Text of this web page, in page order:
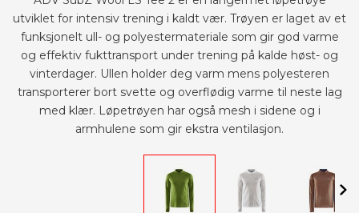
utviklet for intensiv trening i kaldt vær. Trøyen er laget av et
funksjonelt ull- og polyestermateriale som gir god varme
og effektiv fukttransport under trening på kalde høst- og
vinterdager. Ullen holder deg varm mens polyesteren
transporterer bort svette og overflødig varme til neste lag
med klær. Løpetrøyen har også mesh i sidene og i
armhulene som gir ekstra ventilasjon.